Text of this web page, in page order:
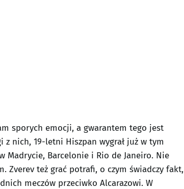
sporych emocji, a gwarantem tego jest
nich, 19-letni Hiszpan wygrał już w tym
Madrycie, Barcelonie i Rio de Janeiro. Nie
Zverev też grać potrafi, o czym świadczy fakt,
meczów przeciwko Alcarazowi. W